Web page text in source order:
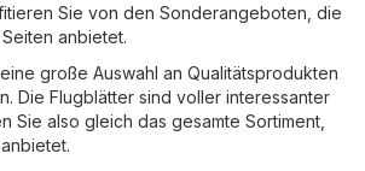
Sie von den Sonderangeboten, die
anbietet.
große Auswahl an Qualitätsprodukten
Die Flugblätter sind voller interessanter
Sie also gleich das gesamte Sortiment,